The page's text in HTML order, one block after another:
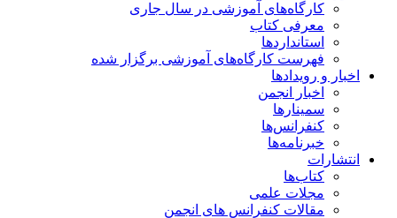
کارگاه‌های آموزشی در سال جاری
معرفی کتاب
استانداردها
فهرست کارگاه‌های آموزشی برگزار شده
اخبار و رویدادها
اخبار انجمن
سمینارها
کنفرانس‌ها
خبرنامه‌ها
انتشارات
کتاب‌ها
مجلات علمی
مقالات کنفرانس های انجمن